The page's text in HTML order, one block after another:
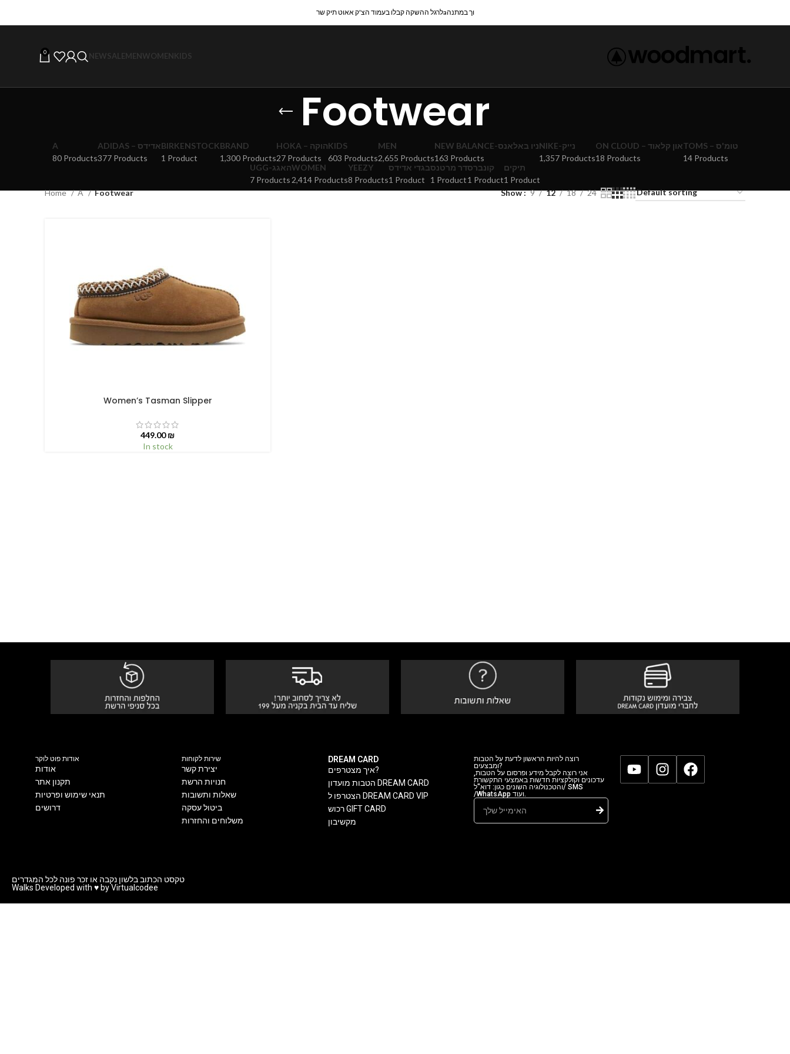
לרגל ההשקה קבלו בעמוד הצ'ק אאוט תיק שרaוך במתנה
0 NEWSALEMENWOMENKIDS
Footwear
A
80 Products
ADIDAS – אדידס
377 Products
BIRKENSTOCK
1 Product
BRAND
1,300 Products
HOKA – הוקה
27 Products
KIDS
603 Products
MEN
2,655 Products
NEW BALANCE-ניו באלאנס
163 Products
NIKE-נייק
1,357 Products
ON CLOUD – און קלאוד
18 Products
TOMS – טומ'ס
14 Products
UGG-האגג
7 Products
WOMEN
2,414 Products
YEEZY
8 Products
בגדי אדידס
1 Product
דר מרטנס
1 Product
קונברס
1 Product
תיקים
1 Product
Home
A Footwear Show 9 12 18 24
SELECT OPTIONSWomen’s Tasman Slipper
449.00₪
In stock
אודות פוט לוקר
אודות
תקנון אתר
תנאי שימוש ופרטיות
דרושים
שירות לקוחות
יצירת קשר
חנויות הרשת
שאלות ותשובות
ביטול עסקה
משלוחים והחזרות
DREAM CARD
איך מצטרפים?
הטבות מועדון DREAM CARD
הצטרפו ל DREAM CARD VIP
רכוש GIFT CARD
מקשיבון
רוצה להיות הראשון לדעת על הטבות
ומבצעים?
אני רוצה לקבל מידע ופרסום על הטבות,
עדכונים וקולקציות חדשות באמצעי התקשורת
והטכנולוגיה השונים כגון: דוא"ל/ SMS
/WhatsApp ועוד.
טקסט הכתוב בלשון נקבה או זכר פונה לכל המגדרים
Walks Developed with ♥ by Virtualcodee